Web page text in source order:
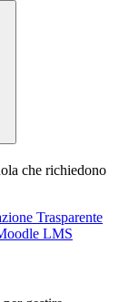
che richiedono
Trasparente
LMS